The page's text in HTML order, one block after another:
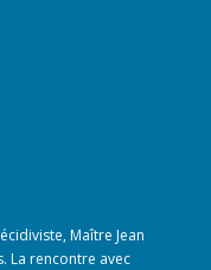
Maître Jean
La rencontre avec